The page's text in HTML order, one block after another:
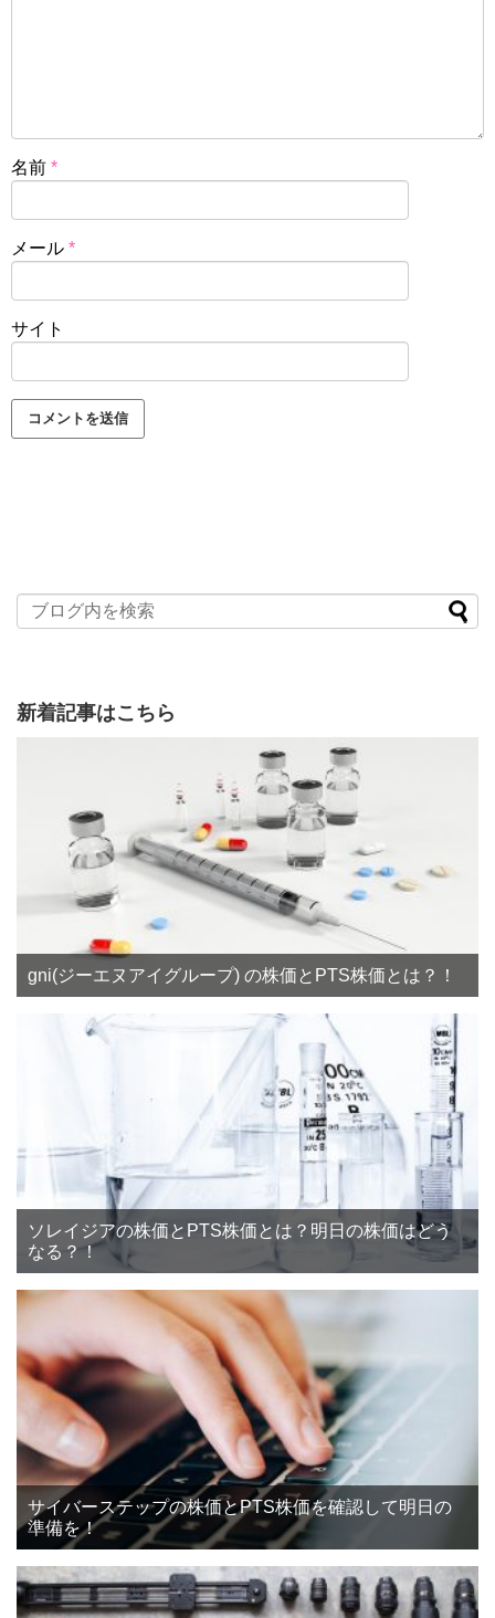
名前 *
メール *
サイト
新着記事はこちら
gni(ジーエヌアイグループ) の株価とPTS株価とは？！
ソレイジアの株価とPTS株価とは？明日の株価はどう
なる？！
サイバーステップの株価とPTS株価を確認して明日の
準備を！